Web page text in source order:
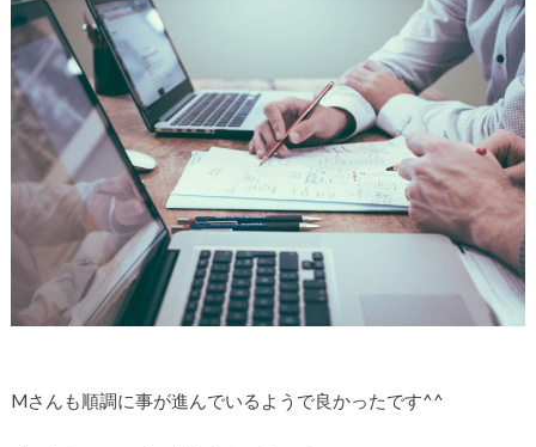
Mさんも順調に事が進んでいるようで良かったです^^